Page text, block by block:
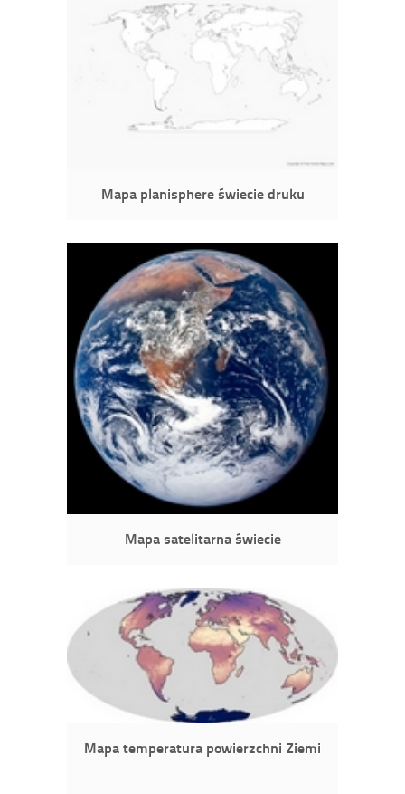
Mapa planisphere świecie druku
Mapa satelitarna świecie
Mapa temperatura powierzchni Ziemi